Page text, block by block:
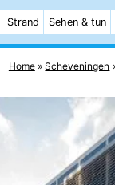
Strand Sehen & tun
Home Scheveningen